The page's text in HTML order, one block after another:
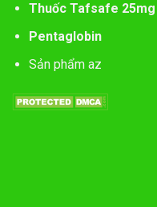
Thuốc Tafsafe 25mg
Pentaglobin
Sản phẩm az